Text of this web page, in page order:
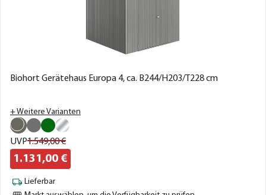
Biohort Gerätehaus Europa 4, ca. B244/H203/T228 cm
+ Weitere Varianten
UVP1.549,00€
1.131,00 €
Lieferbar